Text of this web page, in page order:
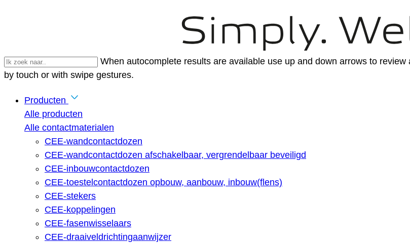
When autocomplete results are available use up and down arrows to
by touch or with swipe gestures.
Producten
Alle producten
Alle contactmaterialen
CEE-wandcontactdozen
CEE-wandcontactdozen afschakelbaar, vergrendelbaar beveiligd
CEE-inbouwcontactdozen
CEE-toestelcontactdozen opbouw, aanbouw, inbouw(flens)
CEE-stekers
CEE-koppelingen
CEE-fasenwisselaars
CEE-draaiveldrichtingaanwijzer